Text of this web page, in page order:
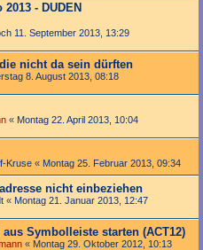
- DUDEN
11. September 2013, 13:29
nicht da sein dürften
8. August 2013, 08:18
« Montag 22. April 2013, 10:04
Kruse « Montag 25. Februar 2013, 09:34
nicht einbeziehen
« Montag 21. Januar 2013, 12:47
Symbolleiste starten (ACT12)
« Montag 29. Oktober 2012, 10:13